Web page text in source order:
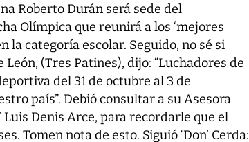
Roberto Durán será sede del
Olímpica que reunirá a los ‘mejores
categoría escolar. Seguido, no sé si
(Tres Patines), dijo: “Luchadores de
del 31 de octubre al 3 de
país”. Debió consultar a su Asesora
Luis Denis Arce, para recordarle que el
Tomen nota de esto. Siguió ‘Don’ Cerda: